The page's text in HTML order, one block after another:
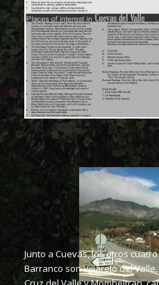
Junto a Cuevas, los otros
Barranco son Villarejo del